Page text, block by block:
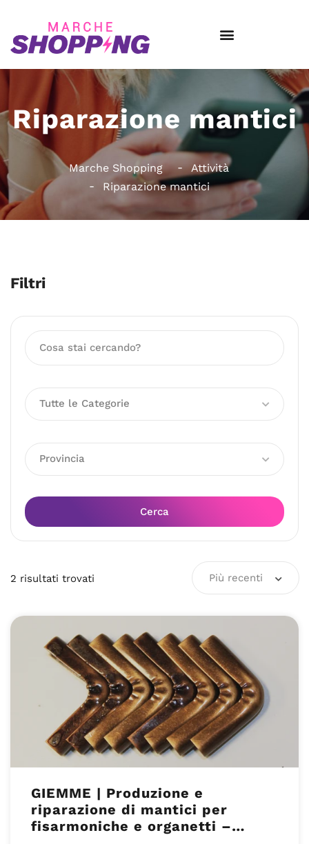
Riparazione mantici
Marche Shopping
Attività
Riparazione mantici
Filtri
Tutte le Categorie
Provincia
Cerca
2 risultati trovati Più recenti
GIEMME | Produzione e
riparazione di mantici per
fisarmoniche e organetti –